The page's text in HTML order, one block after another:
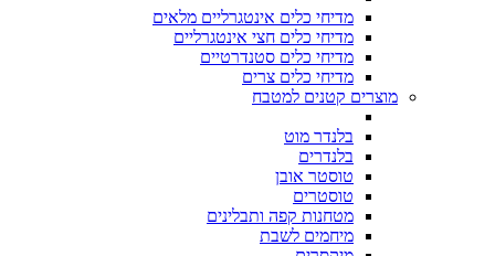
מדיחי כלים אינטגרליים מלאים
מדיחי כלים חצי אינטגרליים
מדיחי כלים סטנדרטיים
מדיחי כלים צרים
מוצרים קטנים למטבח
בלנדר מוט
בלנדרים
טוסטר אובן
טוסטרים
מטחנות קפה ותבלינים
מיחמים לשבת